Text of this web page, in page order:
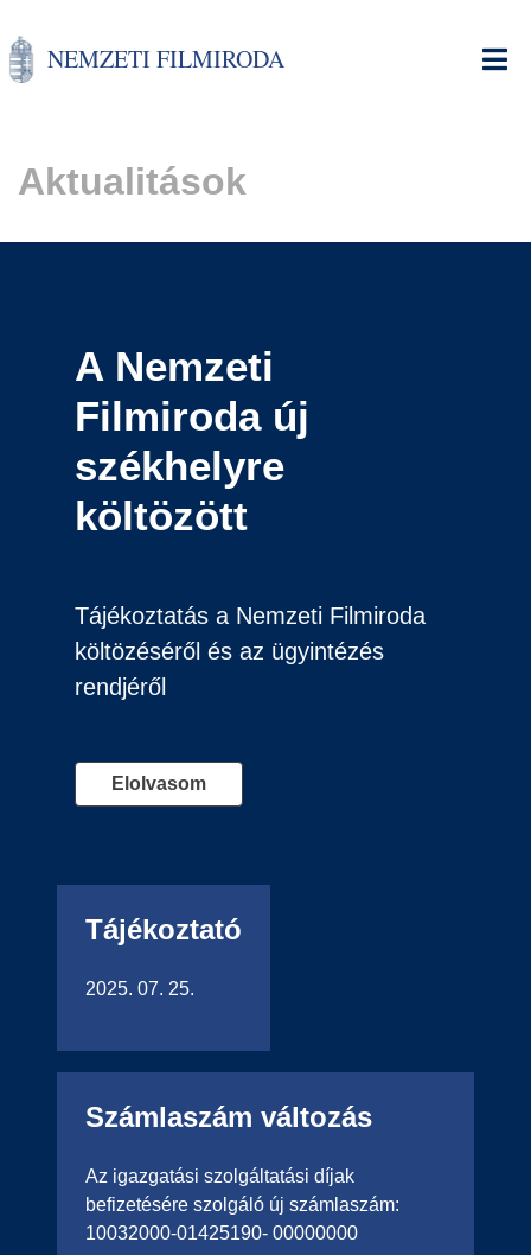
NEMZETI FILMIRODA
Aktualitások
A Nemzeti
Filmiroda új
székhelyre
költözött
Tájékoztatás a Nemzeti Filmiroda
költözéséről és az ügyintézés
rendjéről
Elolvasom
Tájékoztató
2025. 07. 25.
Számlaszám változás
Az igazgatási szolgáltatási díjak
befizetésére szolgáló új számlaszám:
10032000-01425190- 00000000